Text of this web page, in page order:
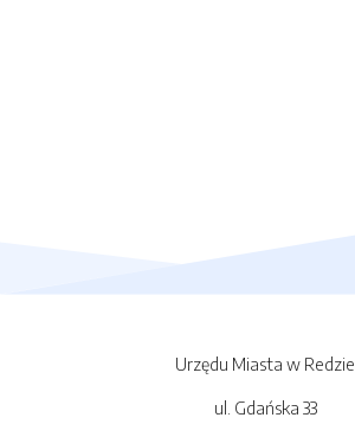
Urzędu Miasta w Redzie
ul. Gdańska 33